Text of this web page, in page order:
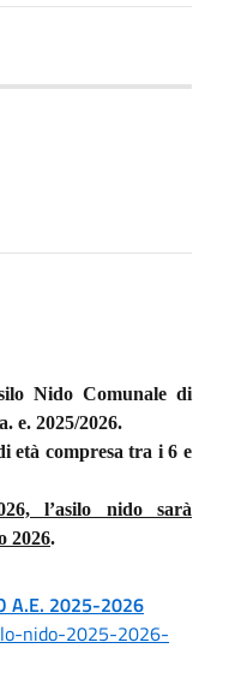
Nido Comunale di
e. 2025/2026.
età compresa tra i 6 e
l’asilo nido sarà
2026.
A.E. 2025-2026
nido-2025-2026-